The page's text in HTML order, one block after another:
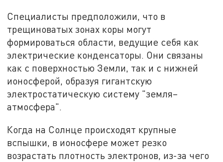
Специалисты предположили, что в
трещиноватых зонах коры могут
формироваться области, ведущие себя как
электрические конденсаторы. Они связаны
как с поверхностью Земли, так и с нижней
ионосферой, образуя гигантскую
электростатическую систему "земля–
атмосфера".
Когда на Солнце происходят крупные
вспышки, в ионосфере может резко
возрастать плотность электронов, из-за чего